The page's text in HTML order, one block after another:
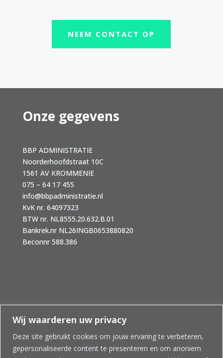
Wij waarderen uw privacy
Deze site gebruikt cookies om jouw ervaring te verbeteren,
gepersonaliseerde content te presenteren en om anoniem
NEEM CONTACT OP
Onze gegevens
BBP ADMINISTRATIE
Noorderhoofdstraat 10C
1561 AV KROMMENIE
075 – 64 17 455
info@bbpadministratie.nl
KvK nr. 64097323
BTW nr. NL8555.20.632.B.01
Bankrek.nr NL26INGB0653880820
Beconnr 588.386
Home
Administratie
Fiscaal